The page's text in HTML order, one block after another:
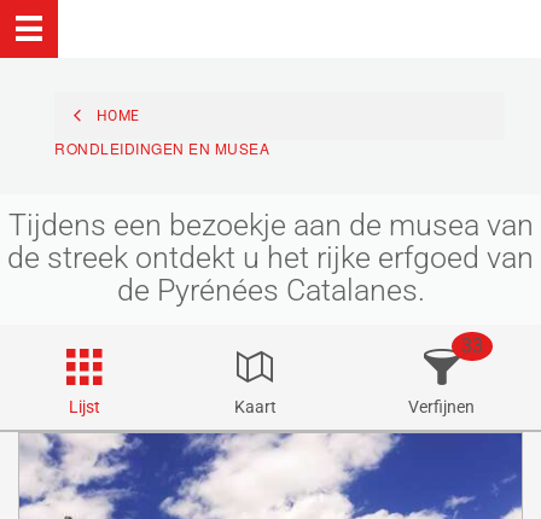
HOME
RONDLEIDINGEN EN MUSEA
Tijdens een bezoekje aan de musea van
de streek ontdekt u het rijke erfgoed van
de Pyrénées Catalanes.
Lijst Kaart Verfijnen
33